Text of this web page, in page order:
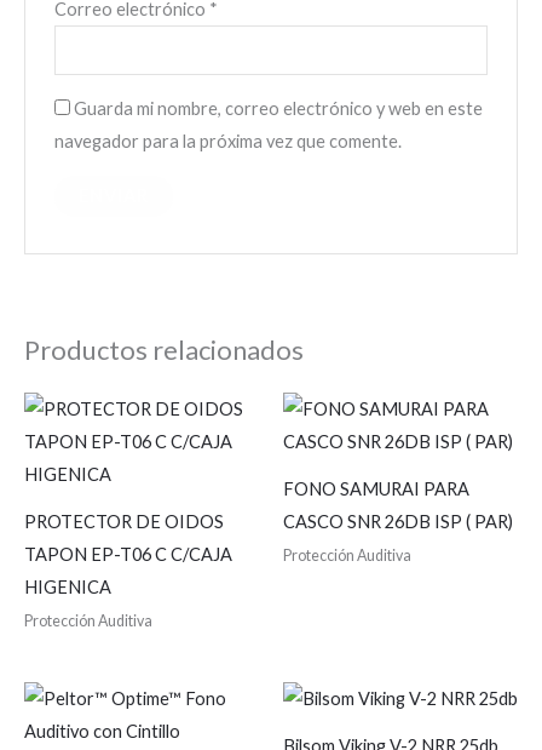
Correo electrónico *
Guarda mi nombre, correo electrónico y web en este
navegador para la próxima vez que comente.
Productos relacionados
PROTECTOR DE OIDOS
TAPON EP-T06 C C/CAJA
HIGENICA
Protección Auditiva
FONO SAMURAI PARA
CASCO SNR 26DB ISP ( PAR)
Protección Auditiva